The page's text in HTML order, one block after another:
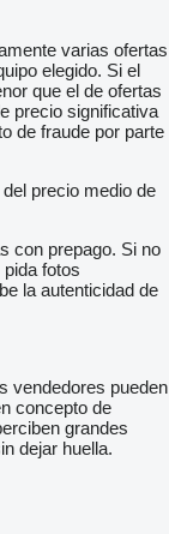
varias ofertas
elegido. Si el
que el de ofertas
precio significativa
de fraude por parte
precio medio de
con prepago. Si no
fotos
la autenticidad de
vendedores pueden
concepto de
grandes
dejar huella.